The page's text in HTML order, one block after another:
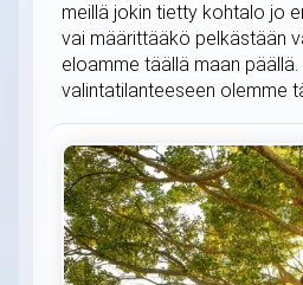
meillä jokin tietty kohtalo jo
vai määrittääkö pelkästään
eloamme täällä maan päällä.
valintatilanteeseen olemme